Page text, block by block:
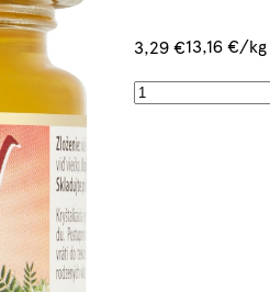
3,29 €13,16 €/kg